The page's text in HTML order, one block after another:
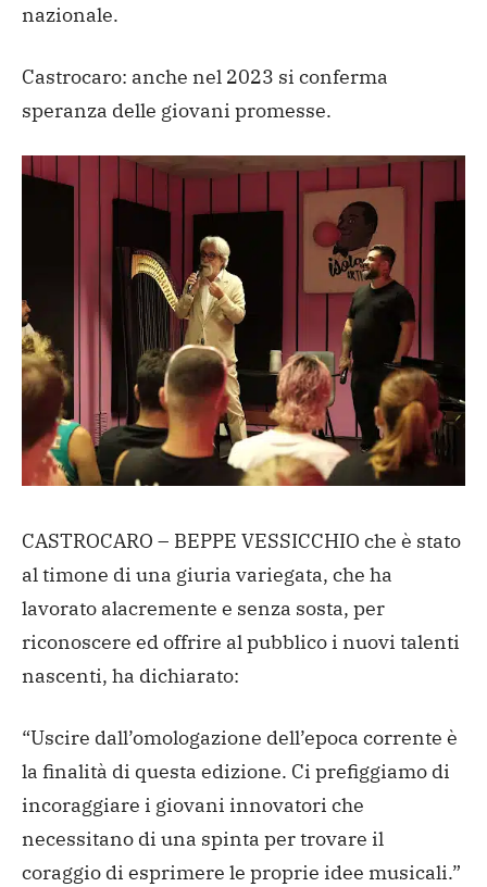
nazionale.
Castrocaro: anche nel 2023 si conferma
speranza delle giovani promesse.
CASTROCARO – BEPPE VESSICCHIO che è stato
al timone di una giuria variegata, che ha
lavorato alacremente e senza sosta, per
riconoscere ed offrire al pubblico i nuovi talenti
nascenti, ha dichiarato:
“Uscire dall’omologazione dell’epoca corrente è
la finalità di questa edizione. Ci prefiggiamo di
incoraggiare i giovani innovatori che
necessitano di una spinta per trovare il
coraggio di esprimere le proprie idee musicali.”